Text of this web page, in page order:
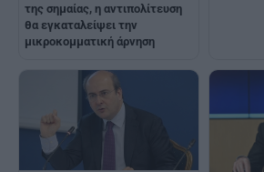
της σημαίας, η αντιπολίτευση
θα εγκαταλείψει την
μικροκομματική άρνηση